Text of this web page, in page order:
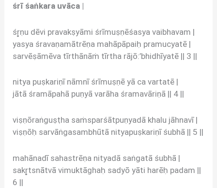
śrī śaṅkara uvāca |
śr̥ṇu dēvi pravakṣyāmi śrīmuṣṇēśasya vaibhavam |
yasya śravaṇamātrēṇa mahāpāpaiḥ pramucyatē |
sarvēṣāmēva tīrthānāṁ tīrtha rājō:’bhidhīyatē || 3 ||
nitya puṣkariṇī nāmnī śrīmuṣṇē yā ca vartatē |
jātā śramāpahā puṇyā varāha śramavāriṇā || 4 ||
viṣṇōraṅguṣṭha saṁsparśātpuṇyadā khalu jāhnavī |
viṣṇōḥ sarvāṅgasambhūtā nityapuṣkariṇī śubhā || 5 ||
mahānadī sahastrēṇa nityadā saṅgatā śubhā |
sakr̥tsnātvā vimuktāghaḥ sadyō yāti harēḥ padam ||
6 ||